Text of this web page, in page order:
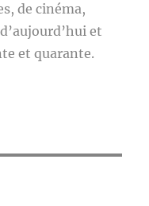
de cinéma,
et
et quarante.